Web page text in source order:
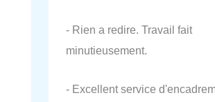
- Rien a redire. Travail fait
minutieusement.
- Excellent service